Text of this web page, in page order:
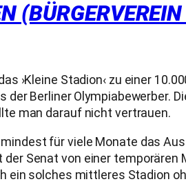
›Kleine Stadion‹ zu einer
der Berliner Olympiabewerber.
man darauf nicht vertrauen.
für viele Monate das
Senat von einer
ein solches mittleres Stadion